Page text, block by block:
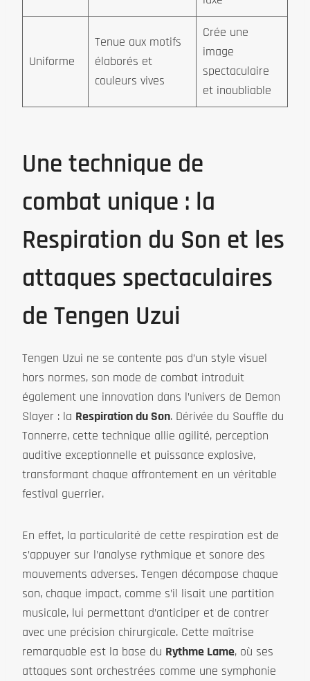
Uniforme
Tenue aux motifs
élaborés et
couleurs vives
Crée une
image
spectaculaire
et inoubliable
Une technique de
combat unique : la
Respiration du Son et les
attaques spectaculaires
de Tengen Uzui
Tengen Uzui ne se contente pas d’un style visuel
hors normes, son mode de combat introduit
également une innovation dans l’univers de Demon
Slayer : la Respiration du Son. Dérivée du Souffle du
Tonnerre, cette technique allie agilité, perception
auditive exceptionnelle et puissance explosive,
transformant chaque affrontement en un véritable
festival guerrier.
En effet, la particularité de cette respiration est de
s’appuyer sur l’analyse rythmique et sonore des
mouvements adverses. Tengen décompose chaque
son, chaque impact, comme s’il lisait une partition
musicale, lui permettant d’anticiper et de contrer
avec une précision chirurgicale. Cette maîtrise
remarquable est la base du Rythme Lame, où ses
attaques sont orchestrées comme une symphonie